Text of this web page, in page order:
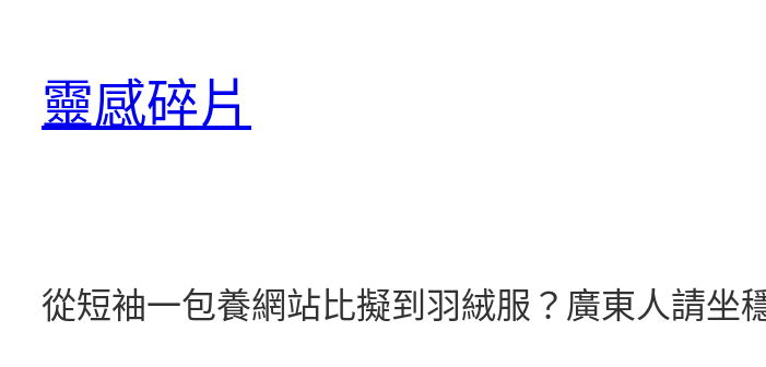
靈感碎片
從短袖一包養網站比擬到羽絨服？廣東人請坐